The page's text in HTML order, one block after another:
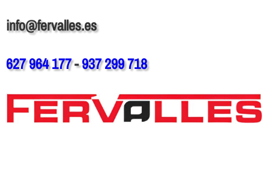
info@fervalles.es
627 964 177-937 299 718